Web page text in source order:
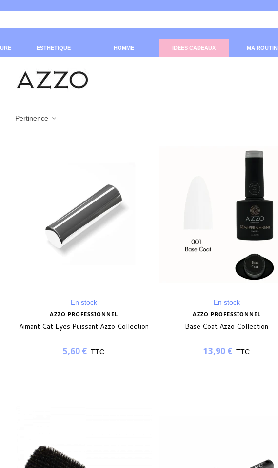
ESTHÉTIQUE HOMME IDÉES CADEAUX MA
Pertinence
En stock
AZZO PROFESSIONNEL
Aimant Cat Eyes Puissant Azzo Collection
5,60 € TTC
En stock
AZZO PROFESSIONNEL
Base Coat Azzo Collection
13,90 € TTC